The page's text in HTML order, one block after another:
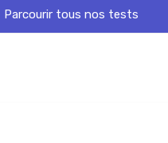
Parcourir tous nos tests